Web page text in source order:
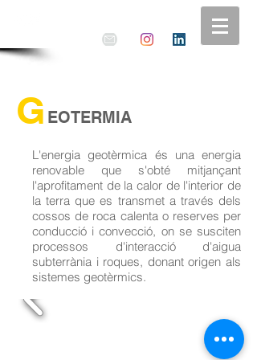
EOTERMIA
G
L'energia geotèrmica és una energia
renovable que s'obté mitjançant
l'aprofitament de la calor de l'interior de
la terra que es transmet a través dels
cossos de roca calenta o reserves per
conducció i convecció, on se susciten
processos d'interacció d'aigua
subterrània i roques, donant origen als
sistemes geotèrmics.